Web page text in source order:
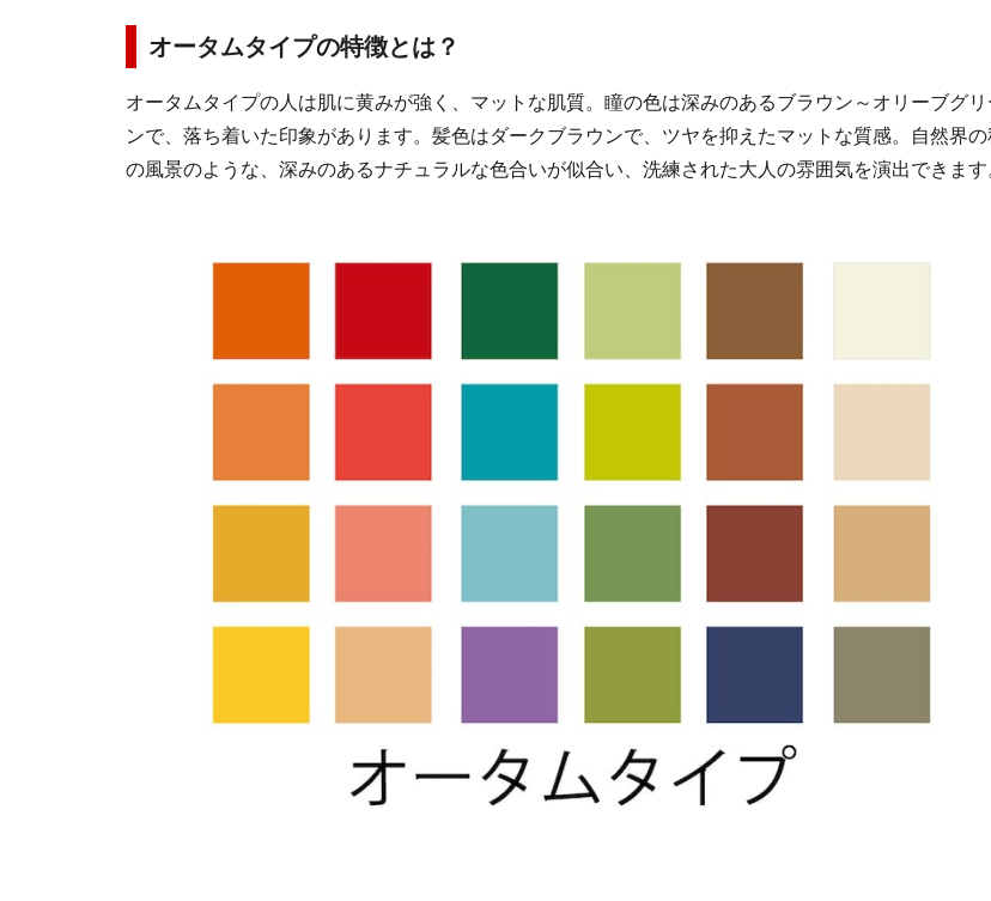
オータムタイプの特徴とは？
オータムタイプの人は肌に黄みが強く、マットな肌質。瞳の色は深みのあるブラウン～オリーブグリ
ンで、落ち着いた印象があります。髪色はダークブラウンで、ツヤを抑えたマットな質感。自然界の
の風景のような、深みのあるナチュラルな色合いが似合い、洗練された大人の雰囲気を演出できます